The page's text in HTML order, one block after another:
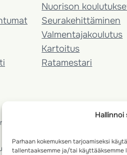
Parhaan kokemuksen tarjoamiseksi
tallentaaksemme ja/tai käyttääksemme
Nuorison
Seura­kehittäminen
Valmentaja­koulutus
Kartoitus
Ratamestari
Finland